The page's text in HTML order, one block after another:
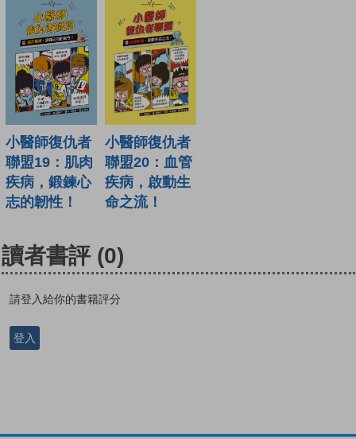
小醫師復仇者
聯盟19：肌肉
疾病，鍛鍊心
志的韌性！
小醫師復仇者
聯盟20：血管
疾病，啟動生
命之流！
讀者書評 (0)
請登入給你的書籍評分
登入